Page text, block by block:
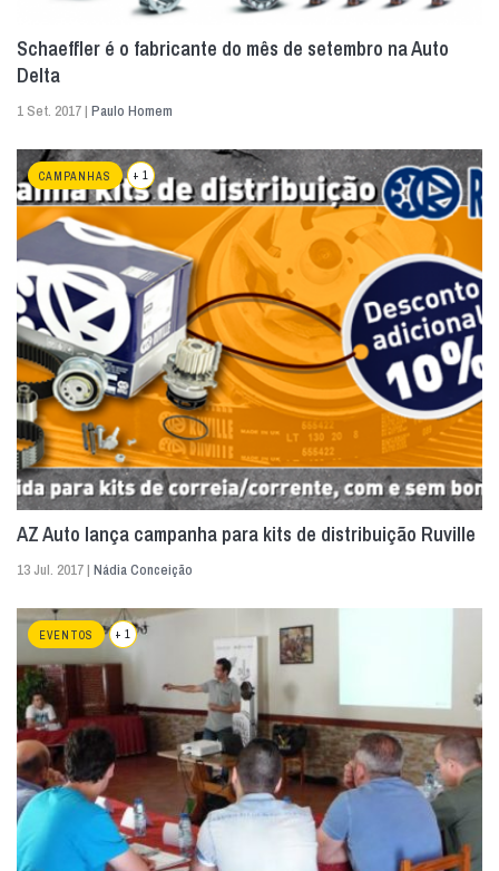
Schaeffler é o fabricante do mês de setembro na Auto
Delta
1 Set. 2017 | Paulo Homem
CAMPANHAS + 1
AZ Auto lança campanha para kits de distribuição Ruville
13 Jul. 2017 | Nádia Conceição
EVENTOS + 1